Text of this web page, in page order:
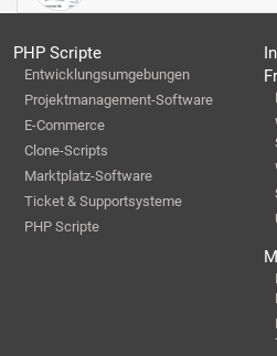
PHP Scripte
Entwicklungsumgebungen
Projektmanagement-Software
E-Commerce
Clone-Scripts
Marktplatz-Software
Ticket & Supportsysteme
PHP Scripte